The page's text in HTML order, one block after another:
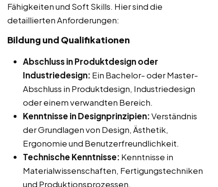
Fähigkeiten und Soft Skills. Hier sind die
detaillierten Anforderungen:
Bildung und Qualifikationen
Abschluss in Produktdesign oder
Industriedesign: Ein Bachelor- oder Master-
Abschluss in Produktdesign, Industriedesign
oder einem verwandten Bereich.
Kenntnisse in Designprinzipien:Verständnis
der Grundlagen von Design, Ästhetik,
Ergonomie und Benutzerfreundlichkeit.
Technische Kenntnisse: Kenntnisse in
Materialwissenschaften, Fertigungstechniken
und Produktionsprozessen.